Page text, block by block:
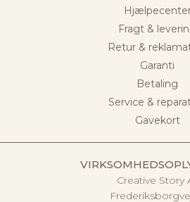
Fragt &
Retur &
Garanti
Betaling
Service &
Gavekort
Creative Story